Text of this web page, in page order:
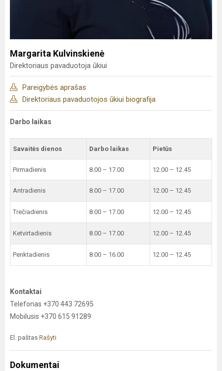
Margarita Kulvinskienė
Direktoriaus pavaduotoja ūkiui
Pareigybės aprašas
Direktoriaus pavaduotojos ūkiui biografija
Darbo laikas
Savaitės dienos Darbo laikas Pietūs
Pirmadienis 8.00 – 17.00 12.00 – 12.45
Antradienis 8.00 – 17.00 12.00 – 12.45
Trečiadienis 8.00 – 17.00 12.00 – 12.45
Ketvirtadienis 8.00 – 17.00 12.00 – 12.45
Penktadienis 8.00 – 16.00 12.00 – 12.45
Kontaktai
Telefonas +370 443 72695
Mobilusis +370 615 91289
El. paštas Rašyti
Dokumentai